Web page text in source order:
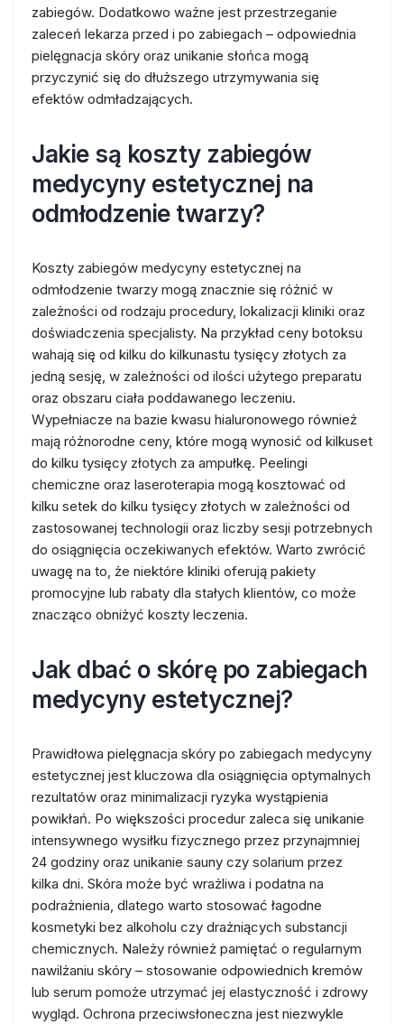
zabiegów. Dodatkowo ważne jest przestrzeganie
zaleceń lekarza przed i po zabiegach – odpowiednia
pielęgnacja skóry oraz unikanie słońca mogą
przyczynić się do dłuższego utrzymywania się
efektów odmładzających.
Jakie są koszty zabiegów
medycyny estetycznej na
odmłodzenie twarzy?
Koszty zabiegów medycyny estetycznej na
odmłodzenie twarzy mogą znacznie się różnić w
zależności od rodzaju procedury, lokalizacji kliniki oraz
doświadczenia specjalisty. Na przykład ceny botoksu
wahają się od kilku do kilkunastu tysięcy złotych za
jedną sesję, w zależności od ilości użytego preparatu
oraz obszaru ciała poddawanego leczeniu.
Wypełniacze na bazie kwasu hialuronowego również
mają różnorodne ceny, które mogą wynosić od kilkuset
do kilku tysięcy złotych za ampułkę. Peelingi
chemiczne oraz laseroterapia mogą kosztować od
kilku setek do kilku tysięcy złotych w zależności od
zastosowanej technologii oraz liczby sesji potrzebnych
do osiągnięcia oczekiwanych efektów. Warto zwrócić
uwagę na to, że niektóre kliniki oferują pakiety
promocyjne lub rabaty dla stałych klientów, co może
znacząco obniżyć koszty leczenia.
Jak dbać o skórę po zabiegach
medycyny estetycznej?
Prawidłowa pielęgnacja skóry po zabiegach medycyny
estetycznej jest kluczowa dla osiągnięcia optymalnych
rezultatów oraz minimalizacji ryzyka wystąpienia
powikłań. Po większości procedur zaleca się unikanie
intensywnego wysiłku fizycznego przez przynajmniej
24 godziny oraz unikanie sauny czy solarium przez
kilka dni. Skóra może być wrażliwa i podatna na
podrażnienia, dlatego warto stosować łagodne
kosmetyki bez alkoholu czy drażniących substancji
chemicznych. Należy również pamiętać o regularnym
nawilżaniu skóry – stosowanie odpowiednich kremów
lub serum pomoże utrzymać jej elastyczność i zdrowy
wygląd. Ochrona przeciwsłoneczna jest niezwykle